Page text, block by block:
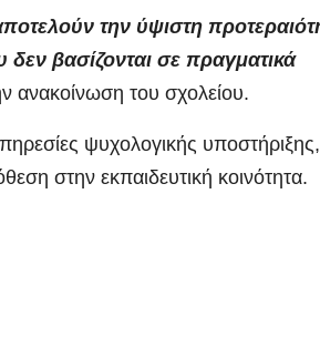
την ύψιστη
βασίζονται σε πραγματικά
ανακοίνωση του σχολείου.
ψυχολογικής υποστήριξης,
στην εκπαιδευτική κοινότητα.